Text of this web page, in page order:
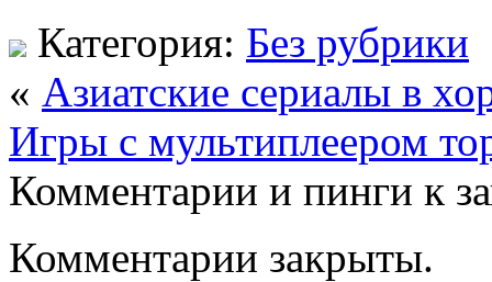
Категория: Без рубрики
« Азиатские сериалы в
Игры с мультиплеером
Комментарии и пинги к
Комментарии закрыты.